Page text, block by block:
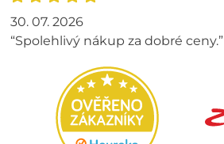
30. 07. 2026
“Spolehlivý nákup za dobré ceny.”